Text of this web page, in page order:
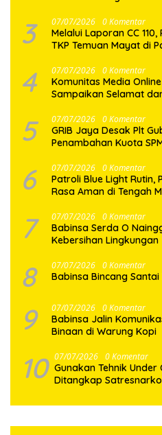
3 07/07/2026 0 Komentar
Melalui Laporan CC
TKP Temuan Mayat di
4 07/07/2026 0 Komentar
Komunitas Media
Sampaikan Selamat
5 07/07/2026 0 Komentar
GRIB Jaya Desak Plt
Penambahan Kuota
6 07/07/2026 0 Komentar
Patroli Blue Light Rutin,
Rasa Aman di Tengah
7 07/07/2026 0 Komentar
Babinsa Serda O
Kebersihan Lingkungan
8 07/07/2026 0 Komentar
Babinsa Bincang
9 07/07/2026 0 Komentar
Babinsa Jalin
Binaan di Warung Kopi
10 07/07/2026 0 Komentar
Gunakan Tehnik
Ditangkap